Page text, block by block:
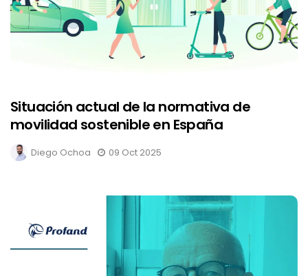
Situación actual de la normativa de
movilidad sostenible en España
Diego Ochoa 09 Oct 2025